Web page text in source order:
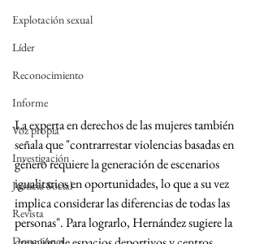
Explotación sexual
Líder
Reconocimiento
Informe
Voz propia
Investigación
Justicia Social
Revista
Donaciones
La experta en derechos de las mujeres también
señala que "contrarrestar violencias basadas en
género requiere la generación de escenarios
igualitarios en oportunidades, lo que a su vez
implica considerar las diferencias de todas las
personas". Para lograrlo, Hernández sugiere la